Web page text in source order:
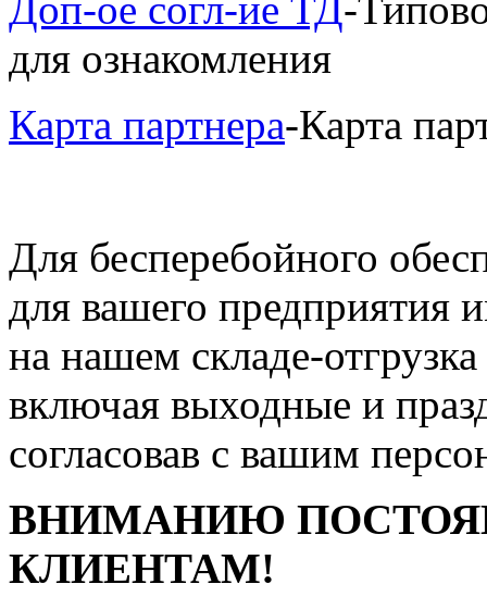
для ознакомления
Карта партнера-Карта
Для бесперебойного
для вашего предприятия
на нашем складе-
включая выходные и
согласовав с вашим
ВНИМАНИЮ
КЛИЕНТАМ!